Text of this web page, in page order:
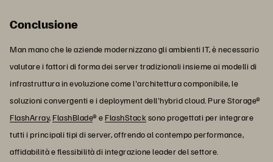
Conclusione
Man mano che le aziende modernizzano gli ambienti IT, è necessario
valutare i fattori di forma dei server tradizionali insieme ai modelli di
infrastruttura in evoluzione come l'architettura componibile, le
soluzioni convergenti e i deployment dell'hybrid cloud. Pure Storage®
FlashArray,FlashBlade® eFlashStacksono progettati per integrare
tutti i principali tipi di server, offrendo al contempo performance,
affidabilità e flessibilità di integrazione leader del settore.